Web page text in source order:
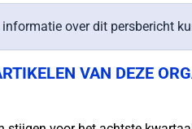
informatie over dit persbericht
VAN DEZE